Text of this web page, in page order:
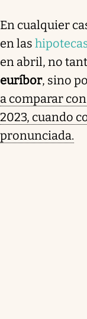
En cualquier
en las
en abril, no
euríbor, sino
a comparar
2023, cuando
pronunciada.